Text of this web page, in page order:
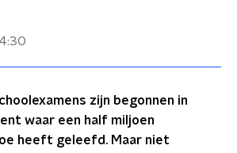
zijn begonnen in
waar een half miljoen
heeft geleefd. Maar niet